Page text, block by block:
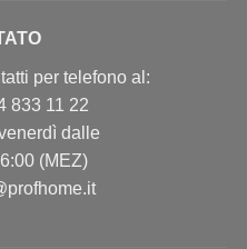
per telefono al:
833 11 22
dalle
(MEZ)